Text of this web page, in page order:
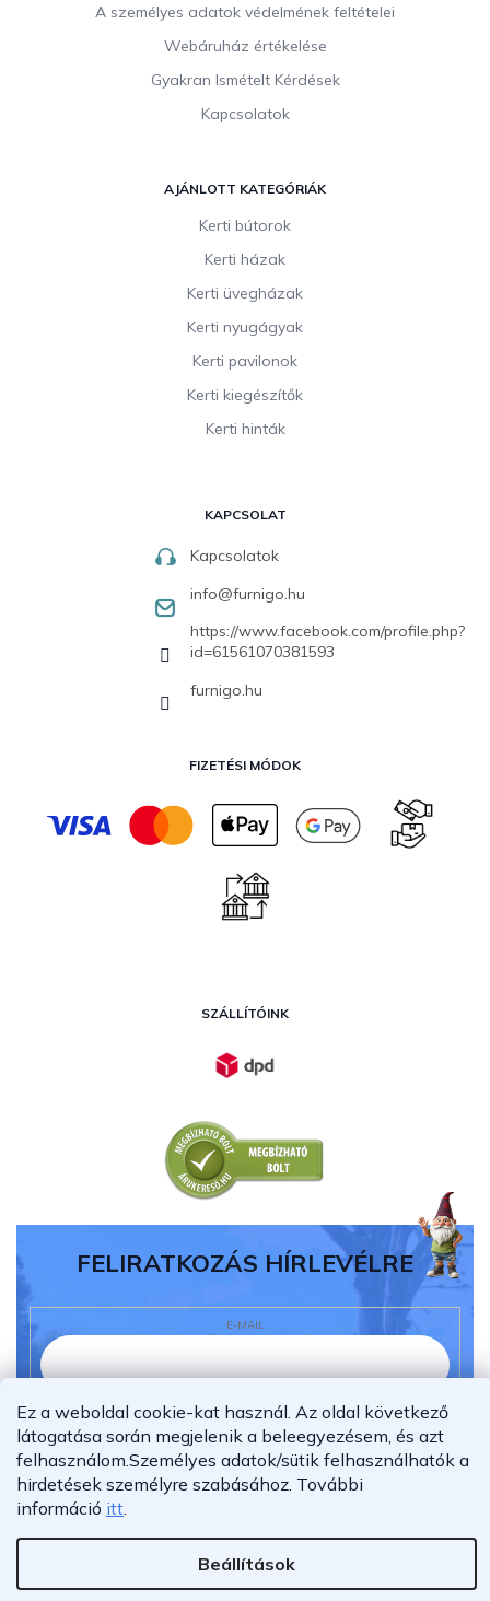
Ez a weboldal cookie-kat használ. Az oldal következő
látogatása során megjelenik a beleegyezésem, és azt
felhasználom.Személyes adatok/sütik felhasználhatók a
hirdetések személyre szabásához. További
információ itt.
Beállítások
A személyes adatok védelmének feltételei
Webáruház értékelése
Gyakran Ismételt Kérdések
Kapcsolatok
AJÁNLOTT KATEGÓRIÁK
Kerti bútorok
Kerti házak
Kerti üvegházak
Kerti nyugágyak
Kerti pavilonok
Kerti kiegészítők
Kerti hinták
KAPCSOLAT
Kapcsolatok
info@furnigo.hu
https://www.facebook.com/profile.php?
id=61561070381593
furnigo.hu
FIZETÉSI MÓDOK
SZÁLLÍTÓINK
FELIRATKOZÁS HÍRLEVÉLRE
E-MAIL
Elolvastam és megértettem azadatvédelmi
nyilatkozatot.
Feliratkozás
Shoptet Premium készítette